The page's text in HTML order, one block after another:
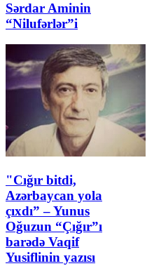
Sərdar Aminin
“Nilufərlər”i
"Cığır bitdi,
Azərbaycan yola
çıxdı” – Yunus
Oğuzun “Çığır”ı
barədə Vaqif
Yusiflinin yazısı